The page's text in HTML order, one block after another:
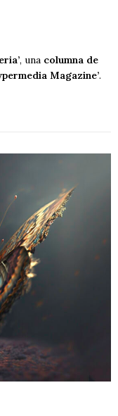
, una columna de
Magazine’.